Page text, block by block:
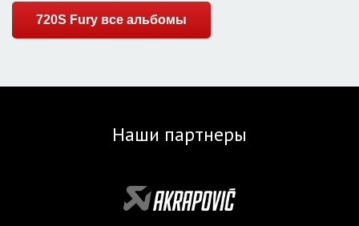
720S Fury все альбомы
Наши партнеры